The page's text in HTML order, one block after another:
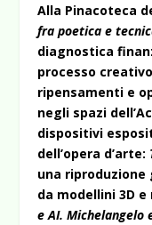
Alla Pinacoteca
fra poetica e
diagnostica
processo
ripensamenti e
negli spazi
dispositivi
dell’opera d’arte:
una riproduzione
da modellini 3D
e AI. Michelangelo